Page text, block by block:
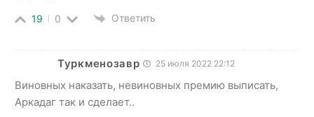
19 0 Ответить
Туркменозавр 25 июля 2022 22:12
Виновных наказать, невиновных премию выписать,
Аркадаг так и сделает..